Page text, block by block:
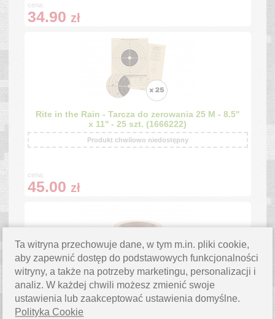
cena:
34.90 zł
Rite in the Rain - Tarcza do zerowania 25 M - 8.5''
x 11'' - 25 szt. (1666222)
Produkt chwilowo niedostępny
cena:
45.00 zł
Zaklejki do tarcz strzeleckich - Biały - 16 mm -
1000 szt. (1686461)
Ta witryna przechowuje dane, w tym m.in. pliki cookie,
aby zapewnić dostęp do podstawowych funkcjonalności
witryny, a także na potrzeby marketingu, personalizacji i
analiz. W każdej chwili możesz zmienić swoje
ustawienia lub zaakceptować ustawienia domyślne.
Polityka Cookie